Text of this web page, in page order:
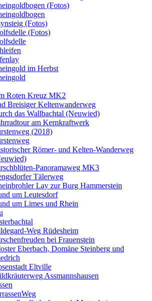
(Fotos)
(Fotos)
(Fotos)
im Herbst
Roten Kreuz MK2
Breisiger Keltenwanderweg
das Wallbachtal (Neuwied)
am Kernkraftwerk
(2018)
Römer- und Kelten-Wanderweg
Panoramaweg MK3
Tälerweg
Lay zur Burg Hammerstein
um Leutesdorf
um Limes und Rhein
Weg Rüdesheim
bei Frauenstein
Eberbach, Domäne Steinberg und
Eltville
Assmannshausen